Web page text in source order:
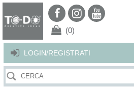
Per offrirti il miglior servizio possibile
Continuando la navigazione nel sito autorizzi
LOGIN/REGISTRATI
(0)